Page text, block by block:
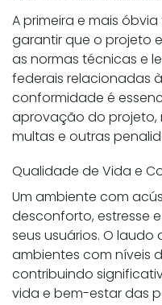
A primeira e mais
garantir que o projeto
as normas técnicas e
federais relacionadas
conformidade é
aprovação do projeto,
multas e outras
Qualidade de Vida e
Um ambiente com
desconforto, estresse
seus usuários. O
ambientes com níveis
contribuindo
vida e bem-estar das